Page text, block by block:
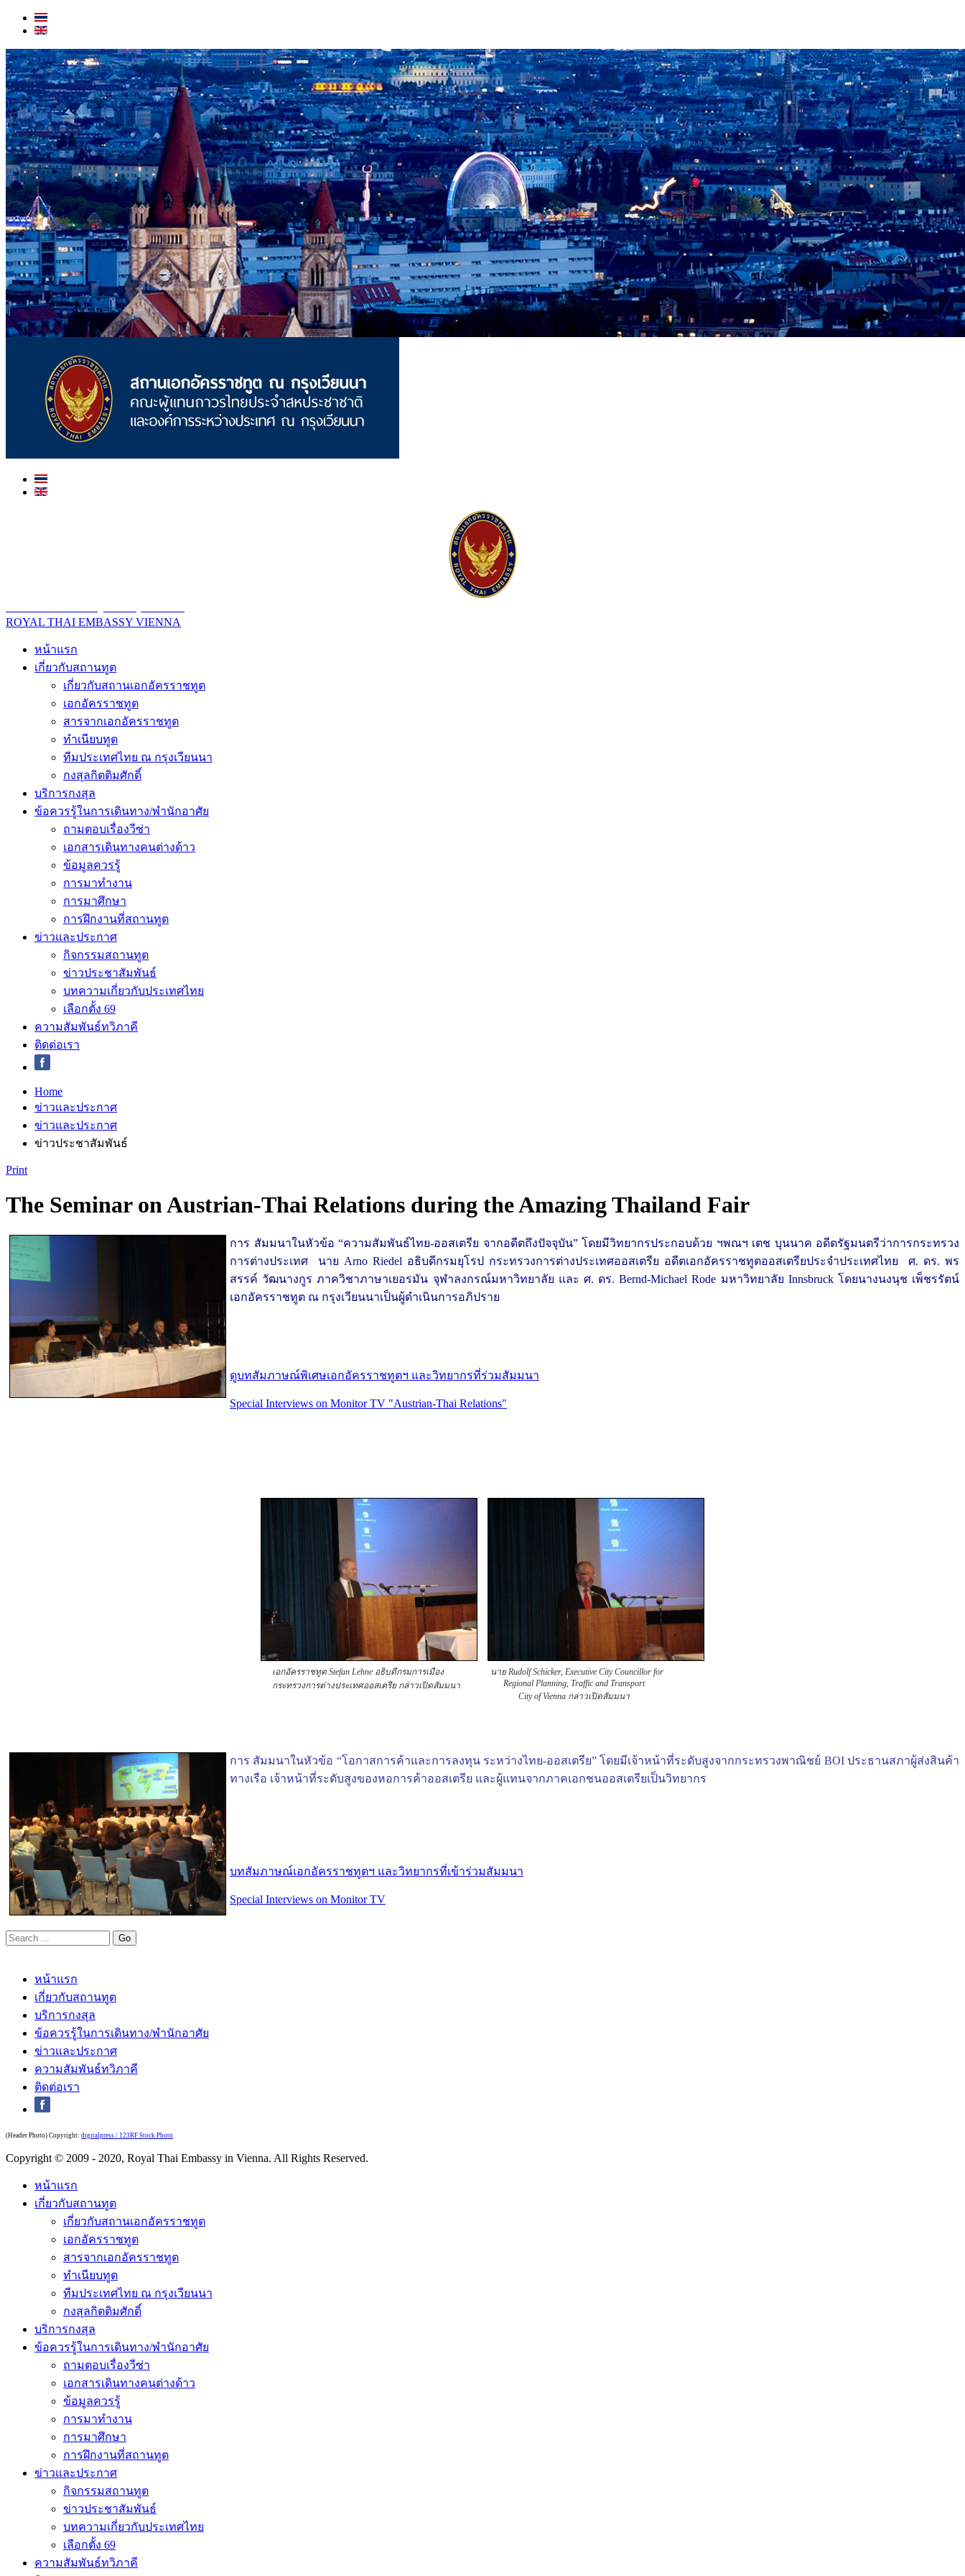
ROYAL THAI EMBASSY VIENNA
หน้าแรก
เกี่ยวกับสถานทูต
เกี่ยวกับสถานเอกอัครราชทูต
เอกอัครราชทูต
สารจากเอกอัครราชทูต
ทำเนียบทูต
ทีมประเทศไทย ณ กรุงเวียนนา
กงสุลกิตติมศักดิ์
บริการกงสุล
ข้อควรรู้ในการเดินทาง/พำนักอาศัย
ถามตอบเรื่องวีซ่า
เอกสารเดินทางคนต่างด้าว
ข้อมูลควรรู้
การมาทำงาน
การมาศึกษา
การฝึกงานที่สถานทูต
ข่าวและประกาศ
กิจกรรมสถานทูต
ข่าวประชาสัมพันธ์
บทความเกี่ยวกับประเทศไทย
เลือกตั้ง 69
ความสัมพันธ์ทวิภาคี
ติดต่อเรา
Home
ข่าวและประกาศ
ข่าวและประกาศ
ข่าวประชาสัมพันธ์
Print
The Seminar on Austrian-Thai Relations during the Amazing Thailand Fair
การ สัมมนาในหัวข้อ “ความสัมพันธ์ไทย-ออสเตรีย จากอดีตถึงปัจจุบัน” โดยมีวิทยากรประกอบด้วย ฯพณฯ เตช บุนนาค อดีตรัฐมนตรีว่าการกระทรวง
การต่างประเทศ นาย Arno Riedel อธิบดีกรมยุโรป กระทรวงการต่างประเทศออสเตรีย อดีตเอกอัครราชทูตออสเตรียประจำประเทศไทย ศ. ดร. พร
สรรค์ วัฒนางกูร ภาควิชาภาษาเยอรมัน จุฬาลงกรณ์มหาวิทยาลัย และ ศ. ดร. Bernd-Michael Rode มหาวิทยาลัย Innsbruck โดยนางนงนุช เพ็ชรรัตน์
เอกอัครราชทูต ณ กรุงเวียนนาเป็นผู้ดำเนินการอภิปราย
ดูบทสัมภาษณ์พิเศษเอกอัครราชทูตฯ และวิทยากรที่ร่วมสัมมนา
Special Interviews on Monitor TV "Austrian-Thai Relations"
เอกอัครราชทูต Stefan Lehne อธิบดีกรมการเมือง
กระทรวงการต่างประเทศออสเตรีย กล่าวเปิดสัมมนา
นาย Rudolf Schicker, Executive City Councillor for
Regional Planning, Traffic and Transport
City of Vienna กล่าวเปิดสัมมนา
การ สัมมนาในหัวข้อ “โอกาสการค้าและการลงทุน ระหว่างไทย-ออสเตรีย” โดยมีเจ้าหน้าที่ระดับสูงจากกระทรวงพาณิชย์ BOI ประธานสภาผู้ส่งสินค้า
ทางเรือ เจ้าหน้าที่ระดับสูงของหอการค้าออสเตรีย และผู้แทนจากภาคเอกชนออสเตรียเป็นวิทยากร
บทสัมภาษณ์เอกอัครราชทูตฯ และวิทยากรที่เข้าร่วมสัมมนา
Special Interviews on Monitor TV
หน้าแรก
เกี่ยวกับสถานทูต
บริการกงสุล
ข้อควรรู้ในการเดินทาง/พำนักอาศัย
ข่าวและประกาศ
ความสัมพันธ์ทวิภาคี
ติดต่อเรา
(Header Photo) Copyright: digitalpress / 123RF Stock Photo
Copyright © 2009 - 2020, Royal Thai Embassy in Vienna. All Rights Reserved.
หน้าแรก
เกี่ยวกับสถานทูต
เกี่ยวกับสถานเอกอัครราชทูต
เอกอัครราชทูต
สารจากเอกอัครราชทูต
ทำเนียบทูต
ทีมประเทศไทย ณ กรุงเวียนนา
กงสุลกิตติมศักดิ์
บริการกงสุล
ข้อควรรู้ในการเดินทาง/พำนักอาศัย
ถามตอบเรื่องวีซ่า
เอกสารเดินทางคนต่างด้าว
ข้อมูลควรรู้
การมาทำงาน
การมาศึกษา
การฝึกงานที่สถานทูต
ข่าวและประกาศ
กิจกรรมสถานทูต
ข่าวประชาสัมพันธ์
บทความเกี่ยวกับประเทศไทย
เลือกตั้ง 69
ความสัมพันธ์ทวิภาคี